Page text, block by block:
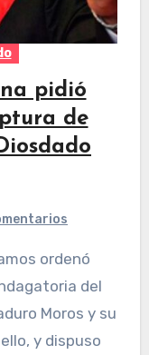
pidió
de
del
Moros y su
y dispuso